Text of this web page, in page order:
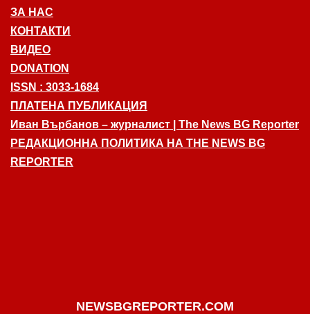
ЗА НАС
КОНТАКТИ
ВИДЕО
DONATION
ISSN : 3033-1684
ПЛАТЕНА ПУБЛИКАЦИЯ
Иван Върбанов – журналист | The News BG Reporter
РЕДАКЦИОННА ПОЛИТИКА НА THE NEWS BG
REPORTER
NEWSBGREPORTER.COM